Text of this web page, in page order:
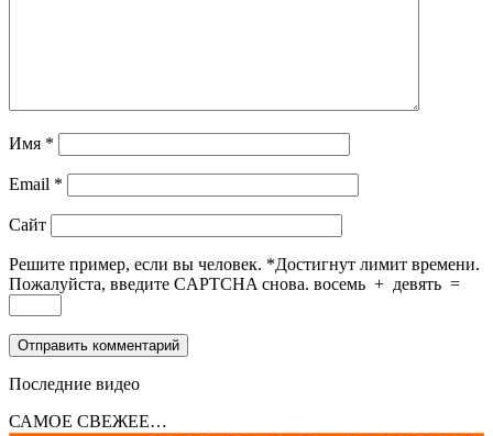
Имя *
Email *
Сайт
Решите пример, если вы человек. *Достигнут лимит времени.
Пожалуйста, введите CAPTCHA снова. восемь + девять =
Последние видео
САМОЕ СВЕЖЕЕ…